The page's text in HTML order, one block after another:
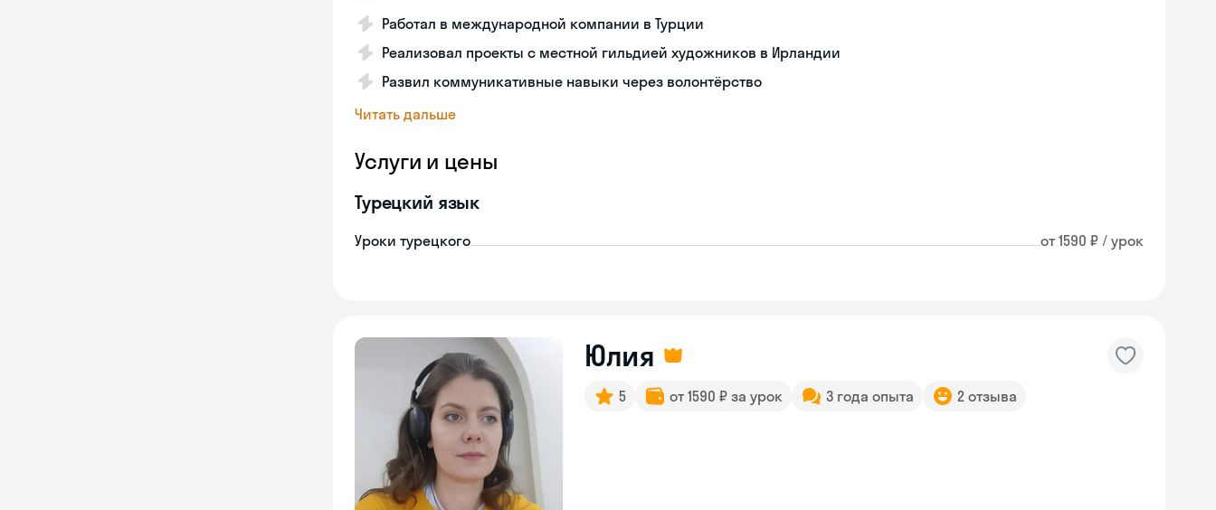
Работал в международной компании в Турции
Реализовал проекты с местной гильдией художников в Ирландии
Развил коммуникативные навыки через волонтёрство
Читать дальше
Услуги и цены
Турецкий язык
Уроки турецкого от 1590 ₽ / урок
Юлия
5 от 1590 ₽ за урок 3 года опыта 2 отзыва